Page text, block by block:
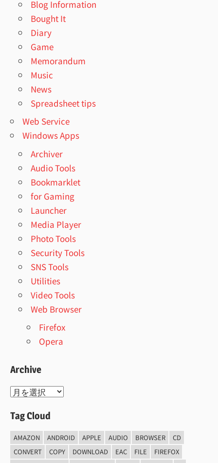
Blog Information
Bought It
Diary
Game
Memorandum
Music
News
Spreadsheet tips
Web Service
Windows Apps
Archiver
Audio Tools
Bookmarklet
for Gaming
Launcher
Media Player
Photo Tools
Security Tools
SNS Tools
Utilities
Video Tools
Web Browser
Firefox
Opera
Archive
Archive
Tag Cloud
AMAZON ANDROID APPLE AUDIO BROWSER
CD
CONVERT
COPY DOWNLOAD EAC FILE
FIREFOX